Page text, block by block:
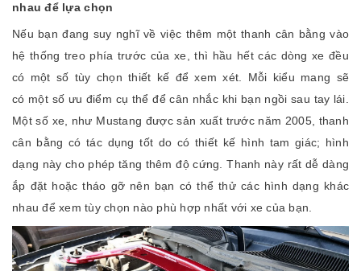
nhau để lựa chọn
Nếu bạn đang suy nghĩ về việc thêm một thanh cân bằng vào
hệ thống treo phía trước của xe, thì hầu hết các dòng xe đều
có một số tùy chọn thiết kế để xem xét. Mỗi kiểu mang sẽ
có một số ưu điểm cụ thể để cân nhắc khi bạn ngồi sau tay lái.
Một số xe, như Mustang được sản xuất trước năm 2005, thanh
cân bằng có tác dụng tốt do có thiết kế hình tam giác; hình
dạng này cho phép tăng thêm độ cứng. Thanh này rất dễ dàng
ắp đặt hoặc tháo gỡ nên bạn có thể thử các hình dạng khác
nhau để xem tùy chọn nào phù hợp nhất với xe của bạn.